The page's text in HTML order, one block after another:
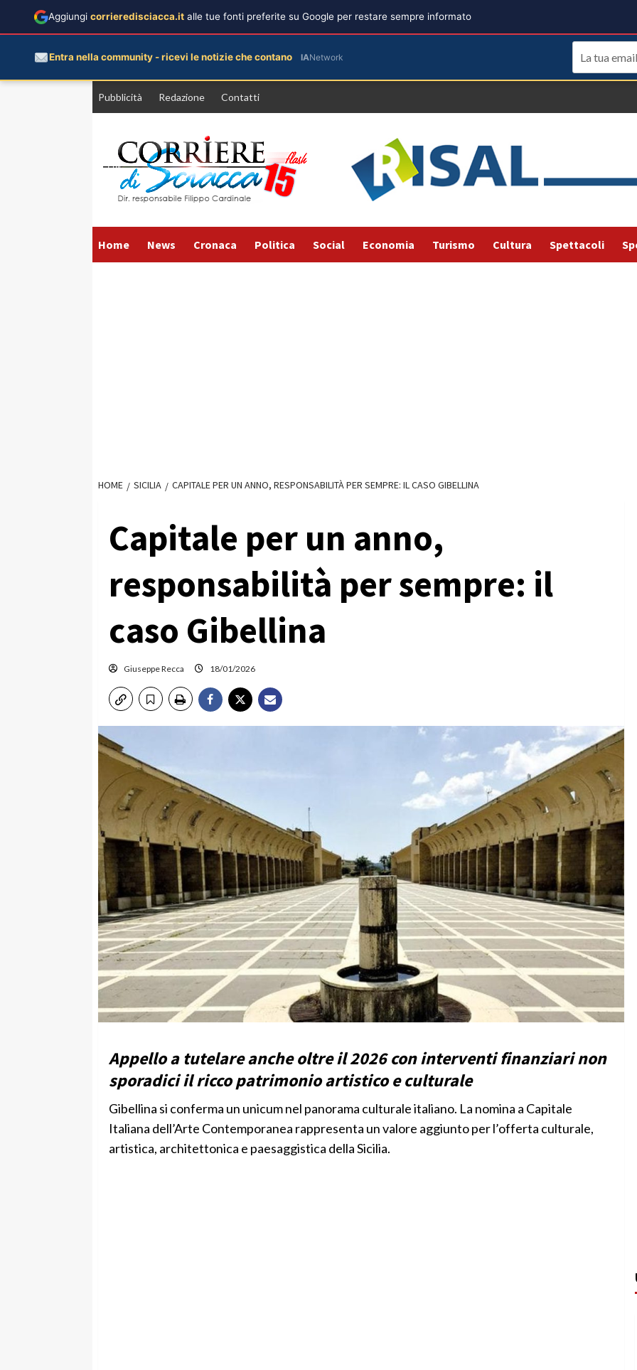
Pubblicità Redazione Contatti
Home News Cronaca Politica Social Economia Turismo Cultura Spettacoli
HOME SICILIA CAPITALE PER UN ANNO, RESPONSABILITÀ PER SEMPRE: IL CASO GIBELLINA
Capitale per un anno,
responsabilità per sempre: il
caso Gibellina
Giuseppe Recca 18/01/2026
Appello a tutelare anche oltre il 2026 con interventi finanziari non
sporadici il ricco patrimonio artistico e culturale
Gibellina si conferma un unicum nel panorama culturale italiano. La nomina a Capitale
Italiana dell’Arte Contemporanea rappresenta un valore aggiunto per l’offerta culturale,
artistica, architettonica e paesaggistica della Sicilia.
Aggiungi corrieredisciacca.it alle tue fonti preferite su Google per restare sempre informato
Entra nella community - ricevi le notizie che contano IANetwork